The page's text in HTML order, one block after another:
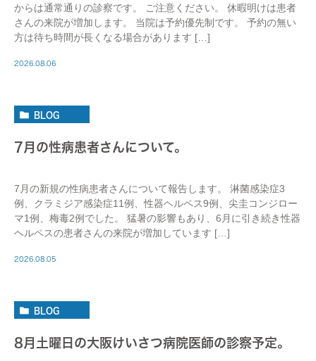
からは通常通りの診察です。 ご注意ください。 休暇明けは患者
さんの来院が増加します。 当院は予約優先制です。 予約の無い
方は待ち時間が長くなる場合があります […]
2026.08.06
BLOG
7月の性病患者さんについて。
7月の新規の性病患者さんについて報告します。 淋菌感染症3
例、クラミジア感染症11例、性器ヘルペス9例、尖圭コンジロー
マ1例、梅毒2例でした。 猛暑の影響もあり、6月に引き続き性器
ヘルペスの患者さんの来院が増加しています […]
2026.08.05
BLOG
8月土曜日の大阪けいさつ病院医師の診察予定。